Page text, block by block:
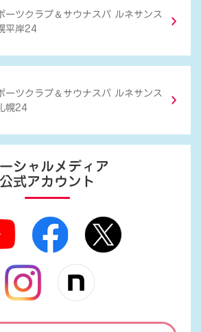
ーツクラブ ＆ サウナスパ ルネサンス
平岸24
ーツクラブ ＆ サウナスパ ルネサンス
幌24
シャルメディア
公式アカウント